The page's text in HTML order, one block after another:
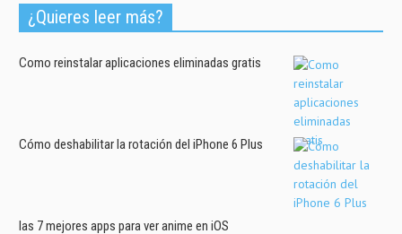
¿Quieres leer más?
Como reinstalar aplicaciones eliminadas gratis
Cómo deshabilitar la rotación del iPhone 6 Plus
las 7 mejores apps para ver anime en iOS